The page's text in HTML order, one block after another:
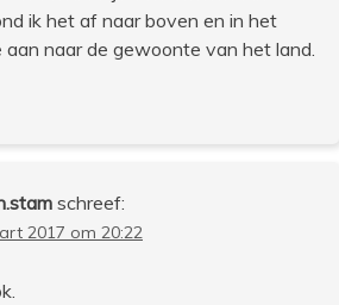
ik het af naar boven en in het
aan naar de gewoonte van het land.
schreef:
2017 om 20:22